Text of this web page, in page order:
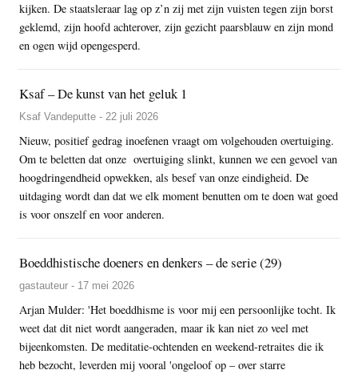
kijken. De staatsleraar lag op z’n zij met zijn vuisten tegen zijn borst
geklemd, zijn hoofd achterover, zijn gezicht paarsblauw en zijn mond
en ogen wijd opengesperd.
Ksaf – De kunst van het geluk 1
Ksaf Vandeputte - 22 juli 2026
Nieuw, positief gedrag inoefenen vraagt om volgehouden overtuiging.
Om te beletten dat onze overtuiging slinkt, kunnen we een gevoel van
hoogdringendheid opwekken, als besef van onze eindigheid. De
uitdaging wordt dan dat we elk moment benutten om te doen wat goed
is voor onszelf en voor anderen.
Boeddhistische doeners en denkers – de serie (29)
gastauteur - 17 mei 2026
Arjan Mulder: 'Het boeddhisme is voor mij een persoonlijke tocht. Ik
weet dat dit niet wordt aangeraden, maar ik kan niet zo veel met
bijeenkomsten. De meditatie-ochtenden en weekend-retraites die ik
heb bezocht, leverden mij vooral 'ongeloof op – over starre